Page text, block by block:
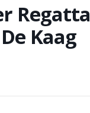
Regatta
Kaag